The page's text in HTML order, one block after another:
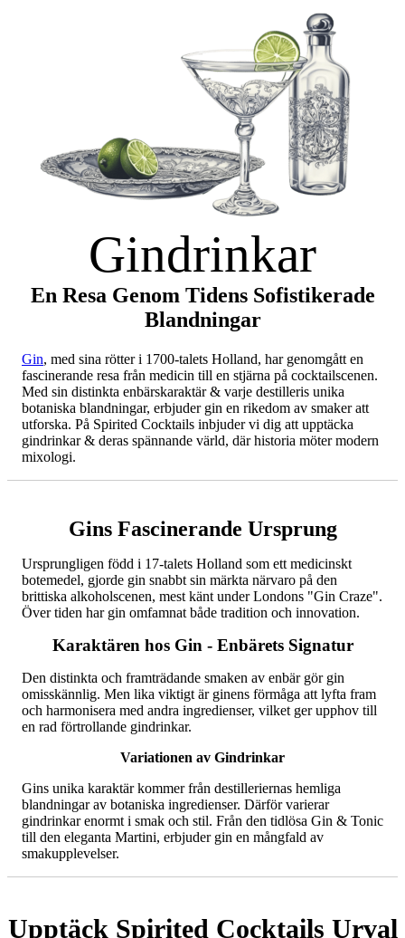
Gindrinkar
En Resa Genom Tidens Sofistikerade
Blandningar
Gin, med sina rötter i 1700-talets Holland, har genomgått en
fascinerande resa från medicin till en stjärna på cocktailscenen.
Med sin distinkta enbärskaraktär & varje destilleris unika
botaniska blandningar, erbjuder gin en rikedom av smaker att
utforska. På Spirited Cocktails inbjuder vi dig att upptäcka
gindrinkar & deras spännande värld, där historia möter modern
mixologi.
Gins Fascinerande Ursprung
Ursprungligen född i 17-talets Holland som ett medicinskt
botemedel, gjorde gin snabbt sin märkta närvaro på den
brittiska alkoholscenen, mest känt under Londons "Gin Craze".
Över tiden har gin omfamnat både tradition och innovation.
Karaktären hos Gin - Enbärets Signatur
Den distinkta och framträdande smaken av enbär gör gin
omisskännlig. Men lika viktigt är ginens förmåga att lyfta fram
och harmonisera med andra ingredienser, vilket ger upphov till
en rad förtrollande gindrinkar.
Variationen av Gindrinkar
Gins unika karaktär kommer från destilleriernas hemliga
blandningar av botaniska ingredienser. Därför varierar
gindrinkar enormt i smak och stil. Från den tidlösa Gin & Tonic
till den eleganta Martini, erbjuder gin en mångfald av
smakupplevelser.
Upptäck Spirited Cocktails Urval